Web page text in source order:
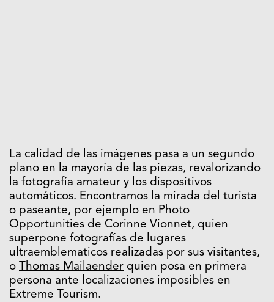
La calidad de las imágenes pasa a un segundo
plano en la mayoría de las piezas, revalorizando
la fotografía amateur y los dispositivos
automáticos. Encontramos la mirada del turista
o paseante, por ejemplo en Photo
Opportunities de Corinne Vionnet, quien
superpone fotografías de lugares
ultraemblematicos realizadas por sus visitantes,
o Thomas Mailaender quien posa en primera
persona ante localizaciones imposibles en
Extreme Tourism.